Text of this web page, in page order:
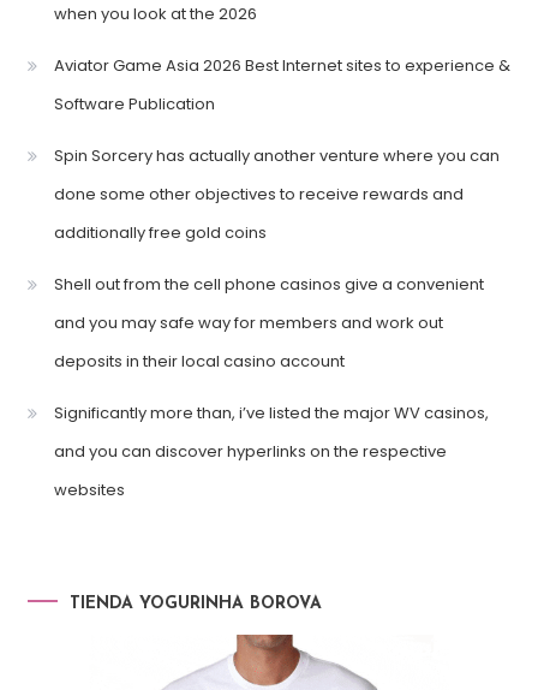
when you look at the 2026
Aviator Game Asia 2026 Best Internet sites to experience &
Software Publication
Spin Sorcery has actually another venture where you can
done some other objectives to receive rewards and
additionally free gold coins
Shell out from the cell phone casinos give a convenient
and you may safe way for members and work out
deposits in their local casino account
Significantly more than, i’ve listed the major WV casinos,
and you can discover hyperlinks on the respective
websites
TIENDA YOGURINHA BOROVA